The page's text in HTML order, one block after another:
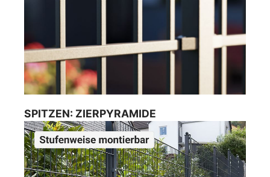
SPITZEN: ZIERPYRAMIDE